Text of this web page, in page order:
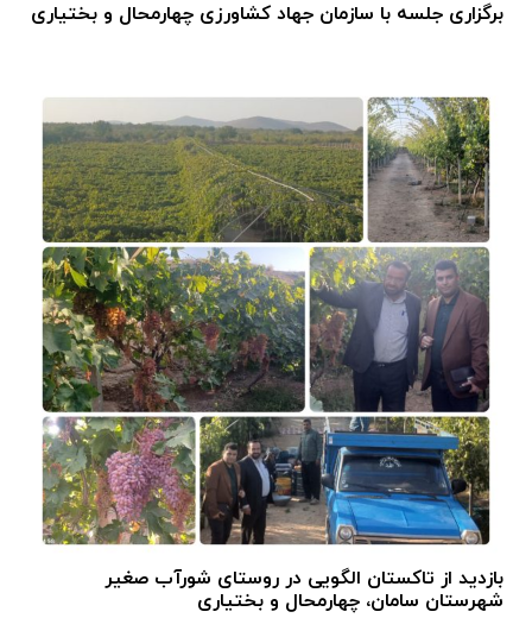
برگزاری جلسه با سازمان جهاد کشاورزی چهارمحال و بختیاری
بازدید از تاکستان الگویی در روستای شورآب صغیر
شهرستان سامان، چهارمحال و بختیاری